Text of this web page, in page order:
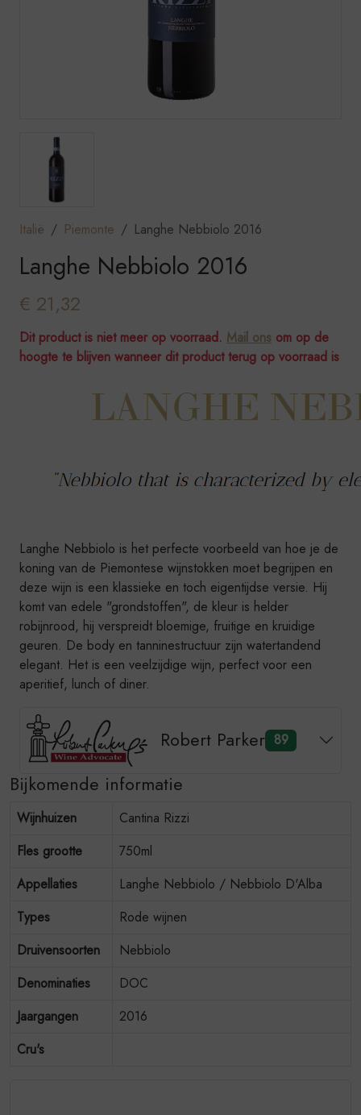
Italië Piemonte Langhe Nebbiolo 2016
Langhe Nebbiolo 2016
€ 21,32
Dit product is niet meer op voorraad. Mail ons om op de
hoogte te blijven wanneer dit product terug op voorraad is
Langhe Nebbiolo is het perfecte voorbeeld van hoe je de
koning van de Piemontese wijnstokken moet begrijpen en
deze wijn is een klassieke en toch eigentijdse versie. Hij
komt van edele "grondstoffen", de kleur is helder
robijnrood, hij verspreidt bloemige, fruitige en kruidige
geuren. De body en tanninestructuur zijn watertandend
elegant. Het is een veelzijdige wijn, perfect voor een
aperitief, lunch of diner.
Robert Parker 89
Bijkomende informatie
Wijnhuizen
Cantina Rizzi
Fles grootte
750ml
Appellaties
Langhe Nebbiolo / Nebbiolo D'Alba
Types
Rode wijnen
Druivensoorten
Nebbiolo
Denominaties
DOC
Jaargangen
2016
Cru's